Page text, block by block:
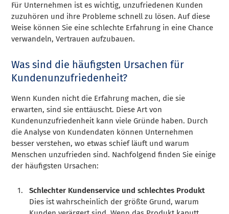
Für Unternehmen ist es wichtig, unzufriedenen Kunden
zuzuhören und ihre Probleme schnell zu lösen. Auf diese
Weise können Sie eine schlechte Erfahrung in eine Chance
verwandeln, Vertrauen aufzubauen.
Was sind die häufigsten Ursachen für
Kundenunzufriedenheit?
Wenn Kunden nicht die Erfahrung machen, die sie
erwarten, sind sie enttäuscht. Diese Art von
Kundenunzufriedenheit kann viele Gründe haben. Durch
die Analyse von Kundendaten können Unternehmen
besser verstehen, wo etwas schief läuft und warum
Menschen unzufrieden sind. Nachfolgend finden Sie einige
der häufigsten Ursachen:
Schlechter Kundenservice und schlechtes Produkt
Dies ist wahrscheinlich der größte Grund, warum